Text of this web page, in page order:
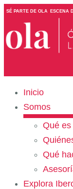
SÉ PARTE DE OLA ESCENA
Inicio
Somos
Qué
Qué
Explora